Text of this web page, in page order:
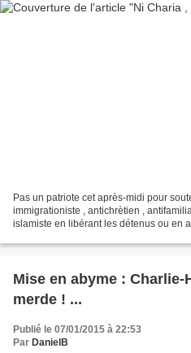
Pas un patriote cet après-midi pour
immigrationiste , antichrètien ,
islamiste en libérant les détenus ou en
Mise en abyme : Charlie-
merde ! ...
Publié le 07/01/2015 à 22:53
Par DanielB